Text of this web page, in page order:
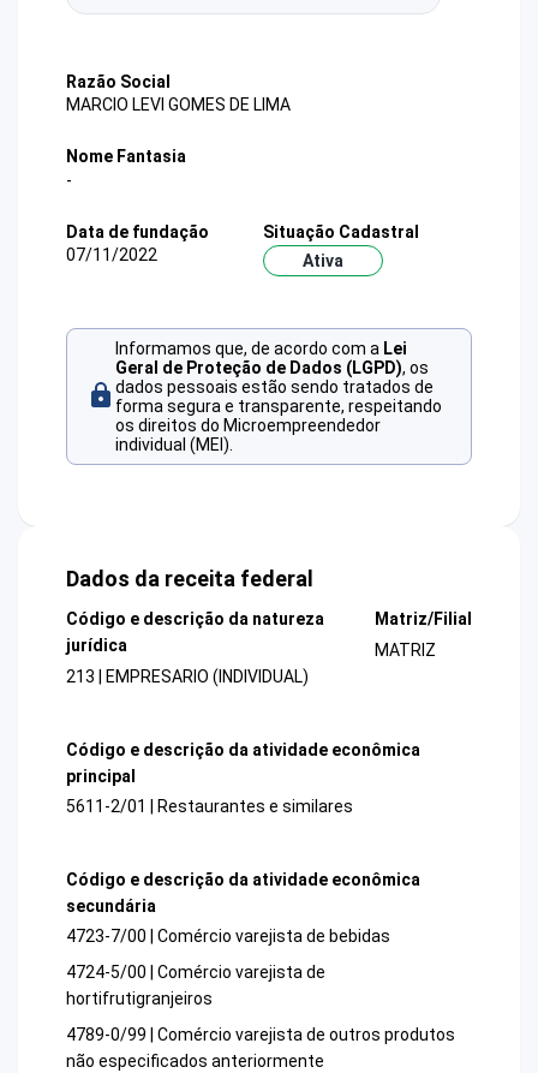
Razão Social
MARCIO LEVI GOMES DE LIMA
Nome Fantasia
-
Data de fundação
07/11/2022
Situação Cadastral
Ativa
Informamos que, de acordo com a Lei
Geral de Proteção de Dados (LGPD), os
dados pessoais estão sendo tratados de
forma segura e transparente, respeitando
os direitos do Microempreendedor
individual (MEI).
Dados da receita federal
Código e descrição da natureza
jurídica
213 | EMPRESARIO (INDIVIDUAL)
Matriz/Filial
MATRIZ
Código e descrição da atividade econômica
principal
5611-2/01 | Restaurantes e similares
Código e descrição da atividade econômica
secundária
4723-7/00 | Comércio varejista de bebidas
4724-5/00 | Comércio varejista de
hortifrutigranjeiros
4789-0/99 | Comércio varejista de outros produtos
não especificados anteriormente